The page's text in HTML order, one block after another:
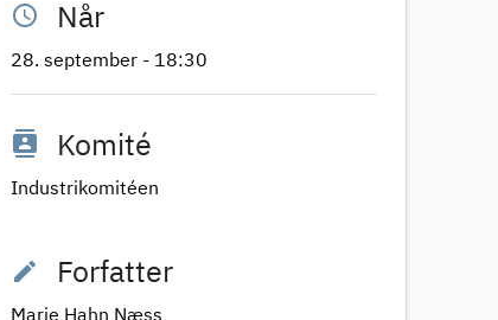
access_time Når
28. september - 18:30
contacts Komité
Industrikomitéen
edit Forfatter